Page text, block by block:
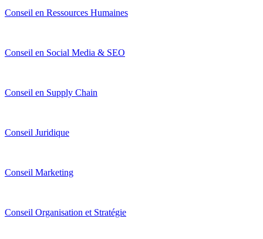
Conseil en Ressources Humaines
Conseil en Social Media & SEO
Conseil en Supply Chain
Conseil Juridique
Conseil Marketing
Conseil Organisation et Stratégie